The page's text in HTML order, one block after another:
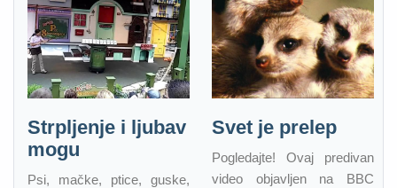
Strpljenje i ljubav
mogu
Psi, mačke, ptice, guske,
Svet je prelep
Pogledajte! Ovaj predivan
video objavljen na BBC